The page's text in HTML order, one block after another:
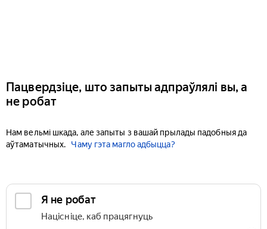
Пацвердзіце, што запыты адпраўлялі вы, а
не робат
Нам вельмі шкада, але запыты з вашай прылады падобныя да
аўтаматычных.
Чаму гэта магло адбыцца?
Я не робат
Націсніце, каб працягнуць